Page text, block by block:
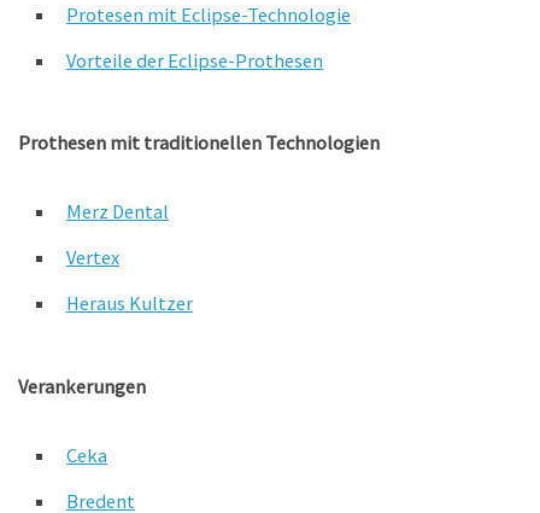
Protesen mit Eclipse-Technologie
Vorteile der Eclipse-Prothesen
Prothesen mit traditionellen Technologien
Merz Dental
Vertex
Heraus Kultzer
Verankerungen
Ceka
Bredent